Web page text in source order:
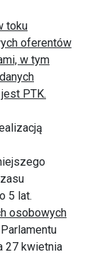
toku
oferentów
w tym
PTK.
5 lat.
osobowych
27 kwietnia